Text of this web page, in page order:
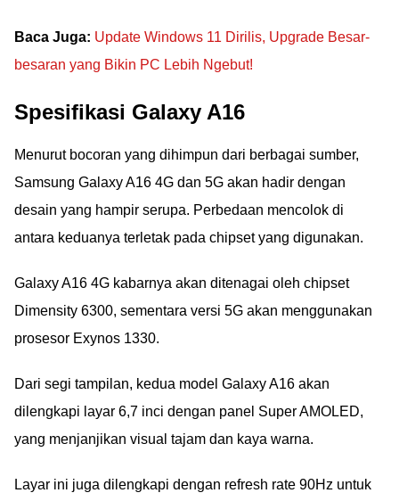
Baca Juga: Update Windows 11 Dirilis, Upgrade Besar-
besaran yang Bikin PC Lebih Ngebut!
Spesifikasi Galaxy A16
Menurut bocoran yang dihimpun dari berbagai sumber,
Samsung Galaxy A16 4G dan 5G akan hadir dengan
desain yang hampir serupa. Perbedaan mencolok di
antara keduanya terletak pada chipset yang digunakan.
Galaxy A16 4G kabarnya akan ditenagai oleh chipset
Dimensity 6300, sementara versi 5G akan menggunakan
prosesor Exynos 1330.
Dari segi tampilan, kedua model Galaxy A16 akan
dilengkapi layar 6,7 inci dengan panel Super AMOLED,
yang menjanjikan visual tajam dan kaya warna.
Layar ini juga dilengkapi dengan refresh rate 90Hz untuk